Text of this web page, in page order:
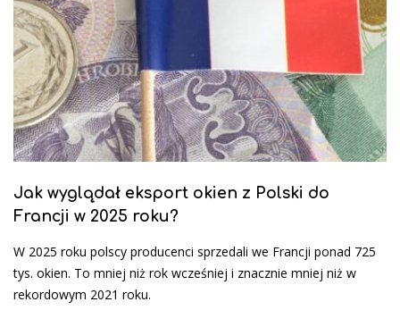
Jak wyglądał eksport okien z Polski do
Francji w 2025 roku?
W 2025 roku polscy producenci sprzedali we Francji ponad 725
tys. okien. To mniej niż rok wcześniej i znacznie mniej niż w
rekordowym 2021 roku.